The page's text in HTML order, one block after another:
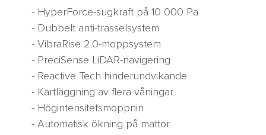
- HyperForce-sugkraft på 10 000 Pa
- Dubbelt anti-trasselsystem
- VibraRise 2.0-moppsystem
- PreciSense LiDAR-navigering
- Reactive Tech hinderundvikande
- Kartläggning av flera våningar
- Högintensitetsmoppnin
- Automatisk ökning på mattor